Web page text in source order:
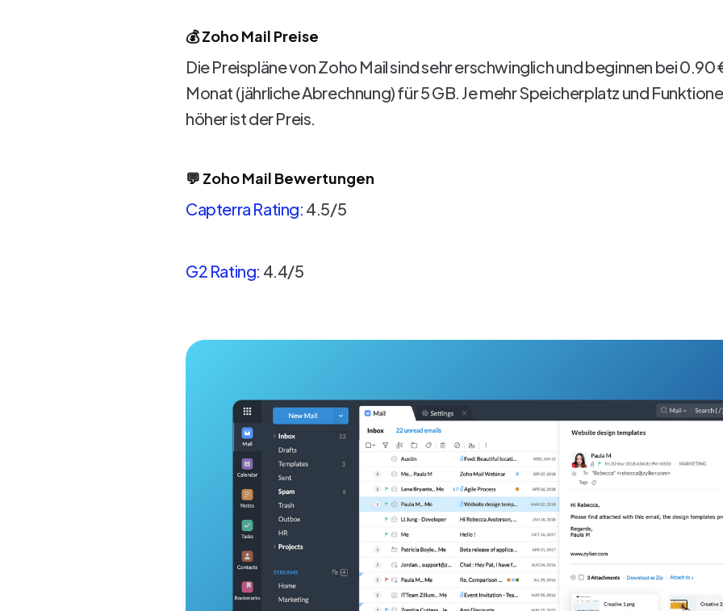
💰 Zoho Mail Preise
Die Preispläne von Zoho Mail sind sehr erschwinglich und beginnen bei
Monat (jährliche Abrechnung) für 5 GB. Je mehr Speicherplatz und
höher ist der Preis.
💬 Zoho Mail Bewertungen
Capterra Rating: 4.5/5
G2 Rating: 4.4/5